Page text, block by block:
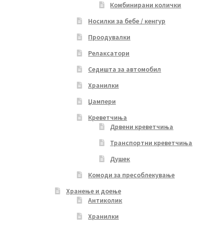
Комбинирани колички
Носилки за бебе / кенгур
Проодувалки
Релаксатори
Седишта за автомобил
Хранилки
Џампери
Креветчиња
Дрвени креветчиња
Транспортни креветчиња
Душек
Комоди за пресоблекување
Хранење и доење
Антиколик
Хранилки